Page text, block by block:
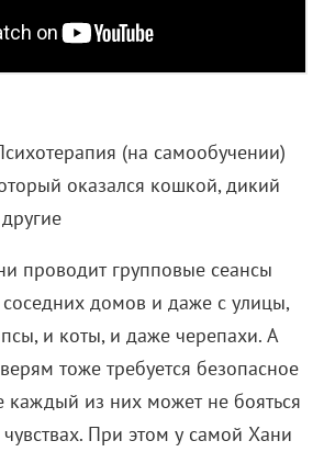
(на самообучении)
оказался кошкой, дикий
проводит групповые сеансы
соседних домов и даже с улицы,
и коты, и даже черепахи. А
тоже требуется безопасное
каждый из них может не бояться
При этом у самой Хани